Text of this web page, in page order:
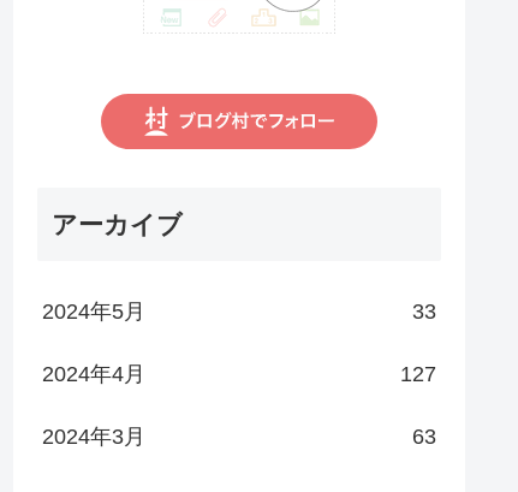
アーカイブ
2024年5月 33
2024年4月 127
2024年3月 63